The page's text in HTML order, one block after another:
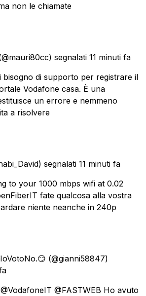
non le chiamate
segnalati 11 minuti fa
bisogno di supporto per registrare il
Vodafone casa. È una
un errore e nemmeno
a risolvere
segnalati 11 minuti fa
to your 1000 mbps wifi at 0.02
fate qualcosa alla vostra
niente neanche in 240p
(@gianni58847)
@FASTWEB Ho avuto